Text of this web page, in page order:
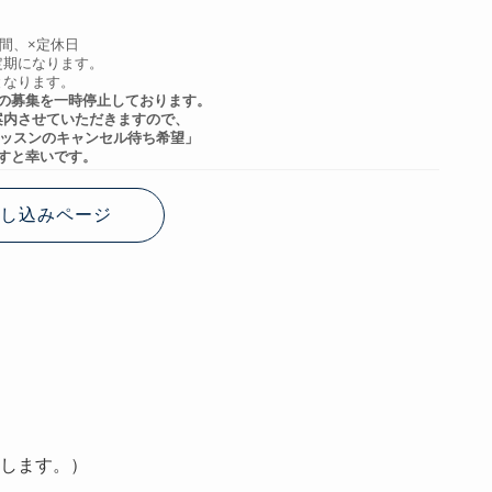
、×定休日
になります。
ります。
集を一時停止しております。
させていただきますので、
スンのキャンセル待ち希望」
と幸いです。
込みページ
ます。）